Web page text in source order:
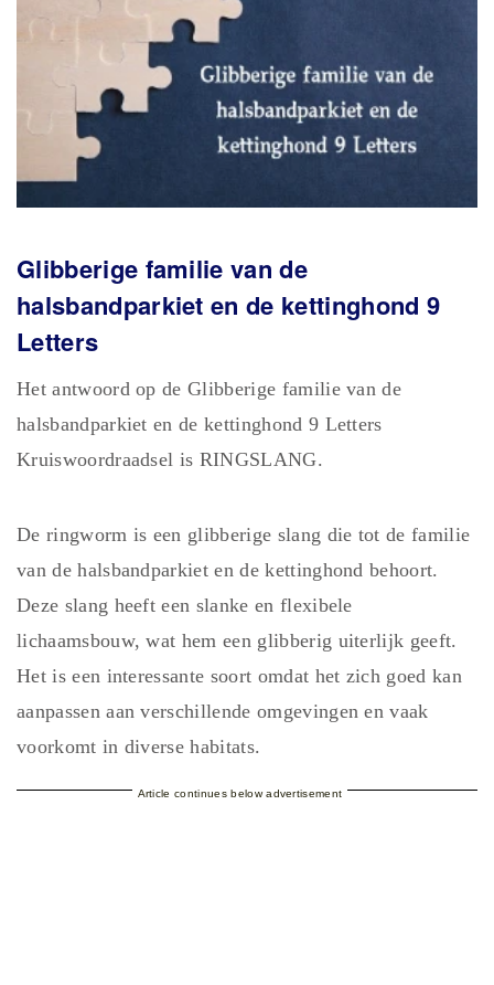
Glibberige familie van de
halsbandparkiet en de kettinghond 9
Letters
Het antwoord op de Glibberige familie van de
halsbandparkiet en de kettinghond 9 Letters
Kruiswoordraadsel is RINGSLANG.
De ringworm is een glibberige slang die tot de familie
van de halsbandparkiet en de kettinghond behoort.
Deze slang heeft een slanke en flexibele
lichaamsbouw, wat hem een glibberig uiterlijk geeft.
Het is een interessante soort omdat het zich goed kan
aanpassen aan verschillende omgevingen en vaak
voorkomt in diverse habitats.
Article continues below advertisement